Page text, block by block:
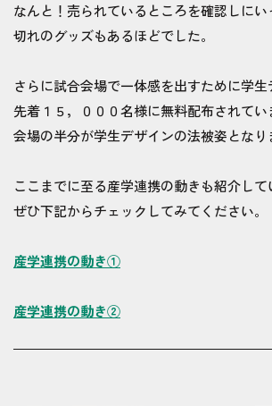
なんと！売られているところを確認しにい
切れのグッズもあるほどでした。
さらに試合会場で一体感を出すために学
先着１５，０００名様に無料配布されてい
会場の半分が学生デザインの法被姿となり
ここまでに至る産学連携の動きも紹介して
ぜひ下記からチェックしてみてください。
産学連携の動き①
産学連携の動き②